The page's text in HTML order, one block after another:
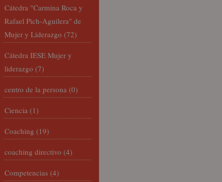
Cátedra "Carmina Roca y
Rafael Pich-Aguilera" de
Mujer y Liderazgo (72)
Cátedra IESE Mujer y
liderazgo (7)
centro de la persona (0)
Ciencia (1)
Coaching (19)
coaching directivo (4)
Competencias (4)